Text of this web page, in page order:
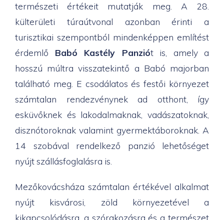
természeti értékeit mutatják meg. A 28.
külterületi túraútvonal azonban érinti a
turisztikai szempontból mindenképpen említést
érdemlő Babó Kastély Panziót is, amely a
hosszú múltra visszatekintő a Babó majorban
található meg. E csodálatos és festői környezet
számtalan rendezvénynek ad otthont, így
esküvőknek és lakodalmaknak, vadászatoknak,
disznótoroknak valamint gyermektáboroknak. A
14 szobával rendelkező panzió lehetőséget
nyújt szállásfoglalásra is.
Mezőkovácsháza számtalan értékével alkalmat
nyújt kisvárosi, zöld környezetével a
kikapcsolódásra, a szórakozásra és a természet